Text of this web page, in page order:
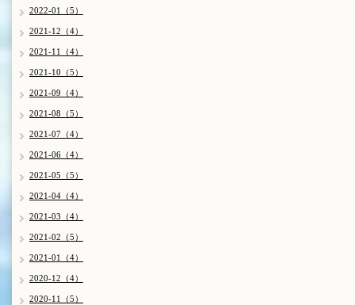
2022-01（5）
2021-12（4）
2021-11（4）
2021-10（5）
2021-09（4）
2021-08（5）
2021-07（4）
2021-06（4）
2021-05（5）
2021-04（4）
2021-03（4）
2021-02（5）
2021-01（4）
2020-12（4）
2020-11（5）